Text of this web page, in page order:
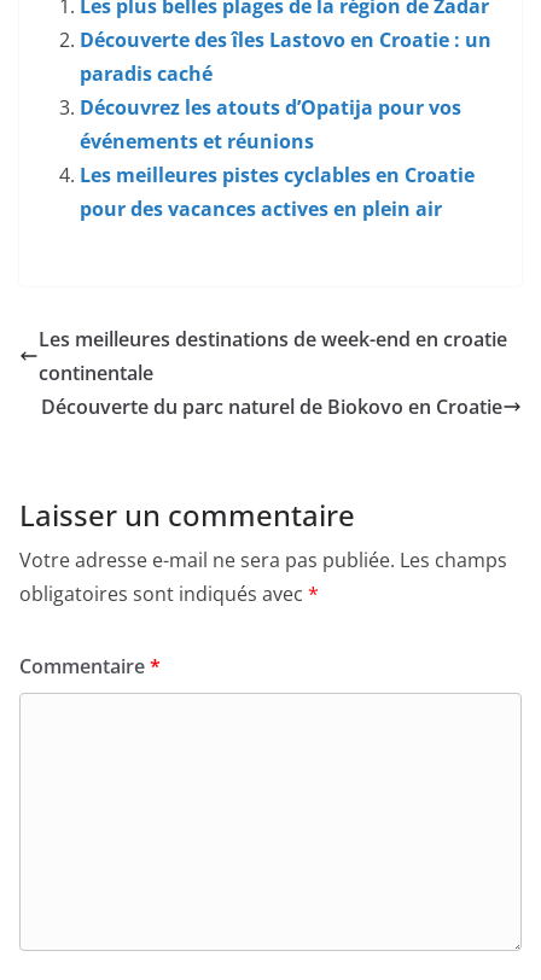
Les plus belles plages de la région de Zadar
Découverte des îles Lastovo en Croatie : un
paradis caché
Découvrez les atouts d’Opatija pour vos
événements et réunions
Les meilleures pistes cyclables en Croatie
pour des vacances actives en plein air
Les meilleures destinations de week-end en croatie
continentale
Découverte du parc naturel de Biokovo en Croatie
Laisser un commentaire
Votre adresse e-mail ne sera pas publiée. Les champs
obligatoires sont indiqués avec *
Commentaire*